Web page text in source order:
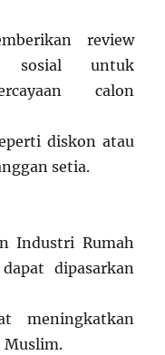
review
untuk
calon
diskon atau
setia.
Industri Rumah
dipasarkan
meningkatkan
Muslim.